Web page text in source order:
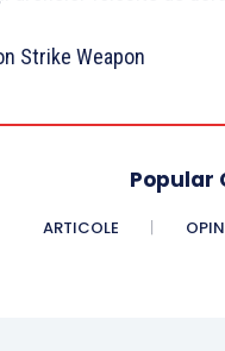
Popular
ARTICOLE